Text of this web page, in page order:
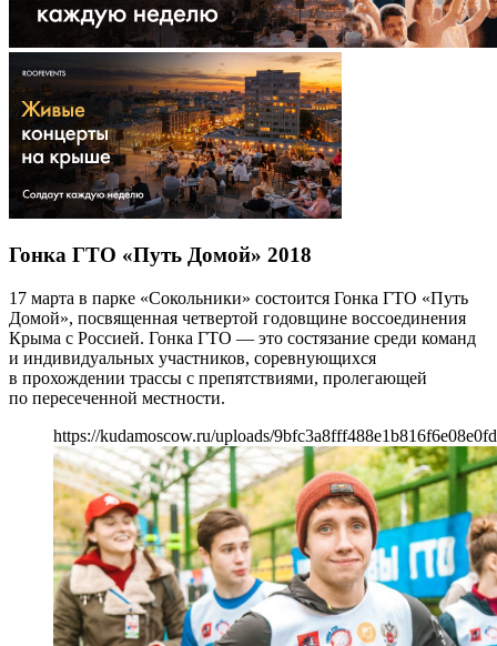
Гонка ГТО «Путь Домой» 2018
17 марта в парке «Сокольники» состоится Гонка ГТО «Путь
Домой», посвященная четвертой годовщине воссоединения
Крыма с Россией. Гонка ГТО — это состязание среди команд
и индивидуальных участников, соревнующихся
в прохождении трассы с препятствиями, пролегающей
по пересеченной местности.
https://kudamoscow.ru/uploads/